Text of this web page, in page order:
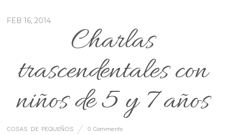
FEB 16, 2014
Charlas
trascendentales con
niños de 5 y 7 años
COSAS DE PEQUEÑOS 0 Comments